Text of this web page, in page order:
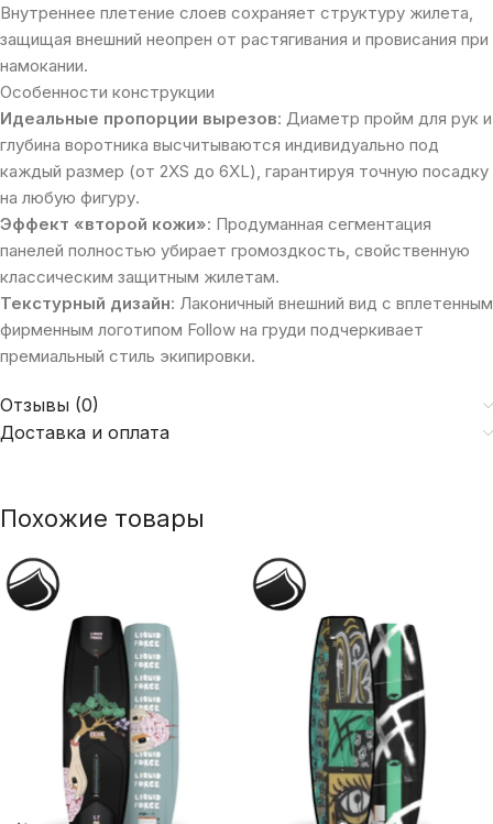
Внутреннее плетение слоев сохраняет структуру жилета,
защищая внешний неопрен от растягивания и провисания при
намокании.
Особенности конструкции
Идеальные пропорции вырезов: Диаметр пройм для рук и
глубина воротника высчитываются индивидуально под
каждый размер (от 2XS до 6XL), гарантируя точную посадку
на любую фигуру.
Эффект «второй кожи»: Продуманная сегментация
панелей полностью убирает громоздкость, свойственную
классическим защитным жилетам.
Текстурный дизайн: Лаконичный внешний вид с вплетенным
фирменным логотипом Follow на груди подчеркивает
премиальный стиль экипировки.
Отзывы (0)
Доставка и оплата
Похожие товары